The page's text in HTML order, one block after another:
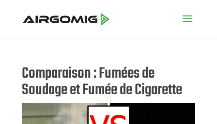
Comparaison : Fumées de
Soudage et Fumée de Cigarette